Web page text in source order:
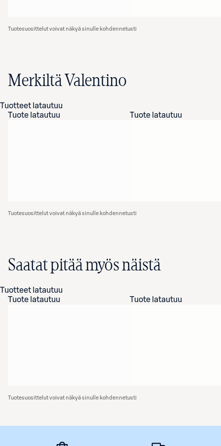
Tuotesuosittelut voivat näkyä sinulle kohdennetusti
Merkiltä Valentino
Tuotteet latautuu
Tuote latautuu
Tuote latautuu
Tuotesuosittelut voivat näkyä sinulle kohdennetusti
Saatat pitää myös näistä
Tuotteet latautuu
Tuote latautuu
Tuote latautuu
Tuotesuosittelut voivat näkyä sinulle kohdennetusti